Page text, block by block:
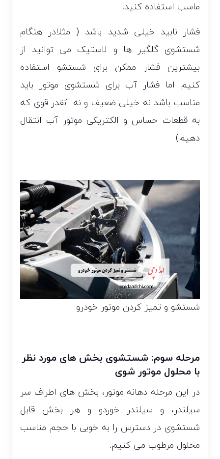
ماسب استفاده کنید.
فشار نابید خیلی شدید باشد ( مثلادر هنگام
شستشوی گلگیر ها و لاستیک می توانید از
بیشترین فشار ممکن برای شستشو استفاده
کنیم اما فشار آب برای شستشوی موتور باید
مناسب باشد نه خیلی ضعیف و نه آنقدر قوی که
به قطعات حساس و الکتریکی موتور آب انتقال
دهیم)
شستشو و تمیز کردن موتور خودرو
مرحله سوم: شستشوی بخش های مورد نظر
با محلول موتور شوی
در این مرحله دهانه موتور، بخش های اطراف سر
سیلندر، و سیلندر خوردو و هر بخش قابل
شستشوی در دسترس را به خوبی با حجم مناسب
محلول مرطوب می کنیم.